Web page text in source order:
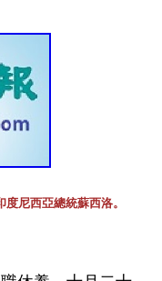
尼西亞總統蘇西洛。